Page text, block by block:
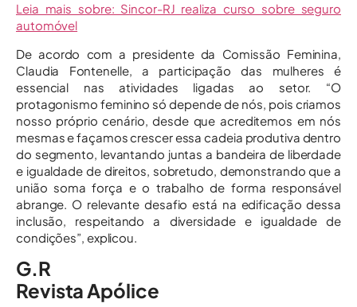
Leia mais sobre: Sincor-RJ realiza curso sobre seguro
automóvel
De acordo com a presidente da Comissão Feminina,
Claudia Fontenelle, a participação das mulheres é
essencial nas atividades ligadas ao setor. “O
protagonismo feminino só depende de nós, pois criamos
nosso próprio cenário, desde que acreditemos em nós
mesmas e façamos crescer essa cadeia produtiva dentro
do segmento, levantando juntas a bandeira de liberdade
e igualdade de direitos, sobretudo, demonstrando que a
união soma força e o trabalho de forma responsável
abrange. O relevante desafio está na edificação dessa
inclusão, respeitando a diversidade e igualdade de
condições”, explicou.
G.R
Revista Apólice